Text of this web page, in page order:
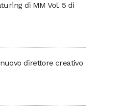
di MM Vol. 5 di
direttore creativo